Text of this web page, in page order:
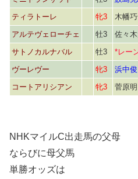
ティラトーレ
牝3 木幡
アルテヴェローチェ
牡3 佐々
サトノカルナバル
牡3 *レー
ヴーレヴー
牝3 浜中俊
コートアリシアン
牝3 菅原明
NHKマイルC出走馬の父母
ならびに母父馬
単勝オッズは